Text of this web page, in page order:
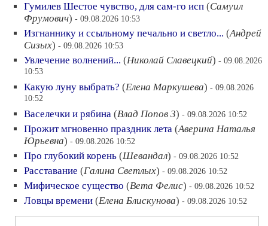
Гумилев Шестое чувство, для сам-го исп (Самуил
Фрумович) - 09.08.2026 10:53
Изгнаннику и ссыльному печально и светло... (Андрей
Сизых) - 09.08.2026 10:53
Увлечение волнений... (Николай Славецкий) - 09.08.2026
10:53
Какую луну выбрать? (Елена Маркушева) - 09.08.2026
10:52
Васелечки и рябина (Влад Попов 3) - 09.08.2026 10:52
Прожит мгновенно праздник лета (Аверина Наталья
Юрьевна) - 09.08.2026 10:52
Про глубокий корень (Шевандал) - 09.08.2026 10:52
Расставание (Галина Светлых) - 09.08.2026 10:52
Мифическое существо (Вета Фелис) - 09.08.2026 10:52
Ловцы времени (Елена Блискунова) - 09.08.2026 10:52